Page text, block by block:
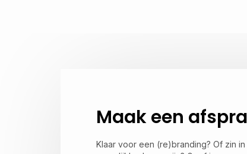
Maak een
Klaar voor een (re)branding? Of zin